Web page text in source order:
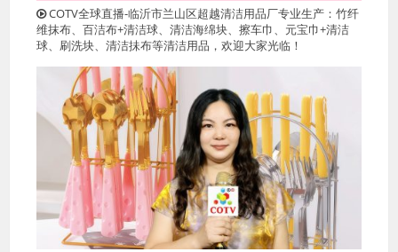
COTV全球直播-临沂市兰山区超越清洁用品厂专业生产：竹纤
维抹布、百洁布+清洁球、清洁海绵块、擦车巾、元宝巾+清洁
球、刷洗块、清洁抺布等清洁用品，欢迎大家光临！